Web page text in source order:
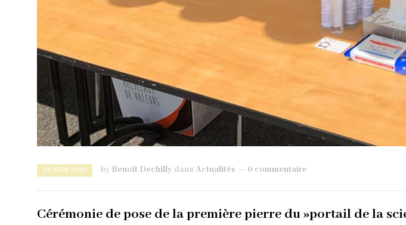
22 JUIN 2021 by Benoît Dechilly dans Actualités 0 commentaire
Cérémonie de pose de la première pierre du »portail de la